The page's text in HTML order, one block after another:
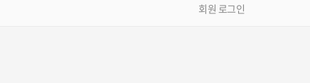
회원 로그인